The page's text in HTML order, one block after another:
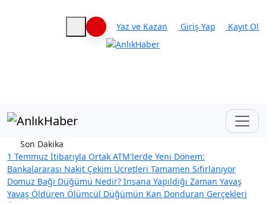
Haberleri keşfet
Yaz ve Kazan Giriş Yap Kayıt Ol
Son Dakika
1 Temmuz İtibarıyla Ortak ATM'lerde Yeni Dönem:
Bankalararası Nakit Çekim Ücretleri Tamamen Sıfırlanıyor
Domuz Bağı Düğümü Nedir? İnsana Yapıldığı Zaman Yavaş
Yavaş Öldüren Ölümcül Düğümün Kan Donduran Gerçekleri